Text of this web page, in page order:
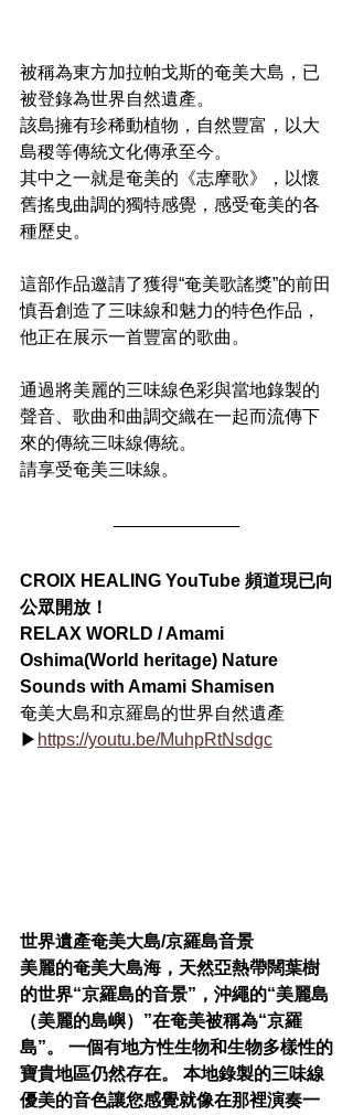
被稱為東方加拉帕戈斯的奄美大島，已
被登錄為世界自然遺產。
該島擁有珍稀動植物，自然豐富，以大
島稷等傳統文化傳承至今。
其中之一就是奄美的《志摩歌》，以懷
舊搖曳曲調的獨特感覺，感受奄美的各
種歷史。
這部作品邀請了獲得“奄美歌謠獎”的前田
慎吾創造了三味線和魅力的特色作品，
他正在展示一首豐富的歌曲。
通過將美麗的三味線色彩與當地錄製的
聲音、歌曲和曲調交織在一起而流傳下
來的傳統三味線傳統。
請享受奄美三味線。
CROIX HEALING YouTube 頻道現已向
公眾開放！
RELAX WORLD / Amami
Oshima(World heritage) Nature
Sounds with Amami Shamisen
奄美大島和京羅島的世界自然遺產
▶ https://youtu.be/MuhpRtNsdgc
世界遺產奄美大島/京羅島音景
美麗的奄美大島海，天然亞熱帶闊葉樹
的世界“京羅島的音景”，沖繩的“美麗島
（美麗的島嶼）”在奄美被稱為“京羅
島”。 一個有地方性生物和生物多樣性的
寶貴地區仍然存在。 本地錄製的三味線
優美的音色讓您感覺就像在那裡演奏一